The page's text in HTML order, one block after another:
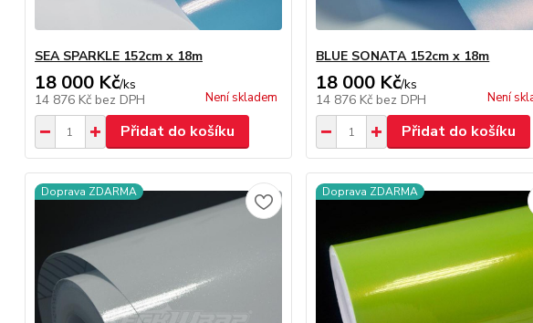
SEA SPARKLE 152cm x 18m
18 000 Kč/ks
14 876 Kč bez DPH Není skladem
Přidat do košíku
BLUE SONATA 152cm x 18m
18 000 Kč/ks
14 876 Kč bez DPH Není
Přidat do košíku
Doprava ZDARMA Doprava ZDARMA